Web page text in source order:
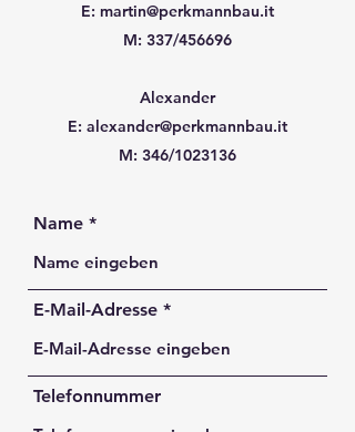
E: martin@perkmannbau.it
M: 337/456696
Alexander
E: alexander@perkmannbau.it
M: 346/1023136
Name
E-Mail-Adresse
Telefonnummer